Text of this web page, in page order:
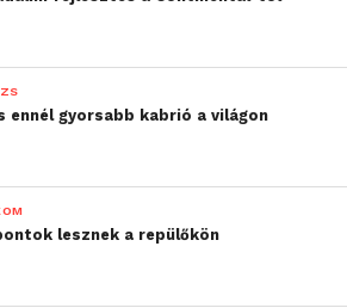
ennél gyorsabb kabrió a világon
lesznek a repülőkön